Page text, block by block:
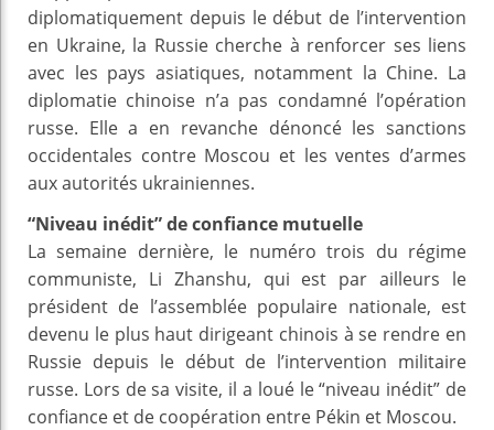
diplomatiquement depuis le début de l’intervention
en Ukraine, la Russie cherche à renforcer ses liens
avec les pays asiatiques, notamment la Chine. La
diplomatie chinoise n’a pas condamné l’opération
russe. Elle a en revanche dénoncé les sanctions
occidentales contre Moscou et les ventes d’armes
aux autorités ukrainiennes.
“Niveau inédit” de confiance mutuelle
La semaine dernière, le numéro trois du régime
communiste, Li Zhanshu, qui est par ailleurs le
président de l’assemblée populaire nationale, est
devenu le plus haut dirigeant chinois à se rendre en
Russie depuis le début de l’intervention militaire
russe. Lors de sa visite, il a loué le “niveau inédit” de
confiance et de coopération entre Pékin et Moscou.